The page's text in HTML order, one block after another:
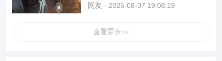
网友 2026-08-07 19:08:19
查看更多>>